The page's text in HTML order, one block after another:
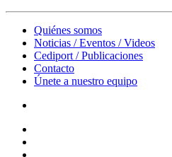
Quiénes somos
Noticias / Eventos / Videos
Cediport / Publicaciones
Contacto
Únete a nuestro equipo